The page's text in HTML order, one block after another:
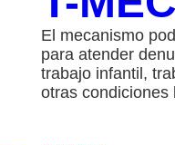
El mecanismo
para atender
trabajo infantil,
otras condiciones